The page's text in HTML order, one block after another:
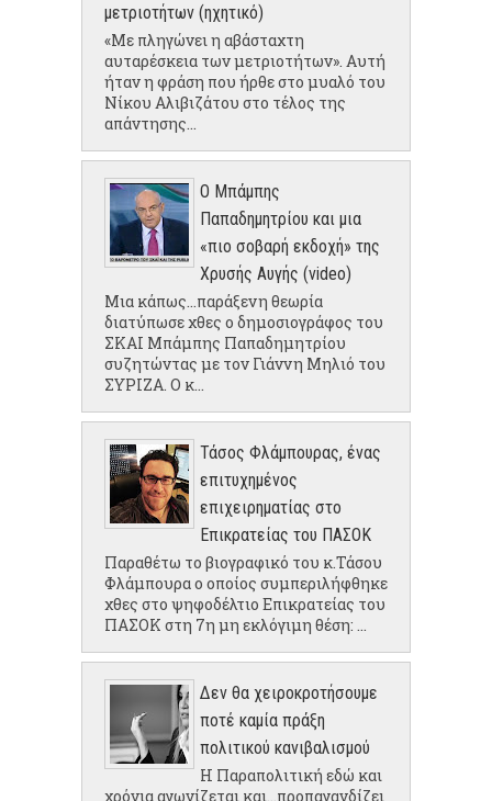
μετριοτήτων (ηχητικό)
«Με πληγώνει η αβάσταχτη
αυταρέσκεια των μετριοτήτων». Αυτή
ήταν η φράση που ήρθε στο μυαλό του
Νίκου Αλιβιζάτου στο τέλος της
απάντησης...
Ο Μπάμπης
Παπαδημητρίου και μια
«πιο σοβαρή εκδοχή» της
Χρυσής Αυγής (video)
Μια κάπως...παράξενη θεωρία
διατύπωσε χθες ο δημοσιογράφος του
ΣΚΑΙ Μπάμπης Παπαδημητρίου
συζητώντας με τον Γιάννη Μηλιό του
ΣΥΡΙΖΑ. Ο κ...
Τάσος Φλάμπουρας, ένας
επιτυχημένος
επιχειρηματίας στο
Επικρατείας του ΠΑΣΟΚ
Παραθέτω το βιογραφικό του κ.Τάσου
Φλάμπουρα ο οποίος συμπεριλήφθηκε
χθες στο ψηφοδέλτιο Επικρατείας του
ΠΑΣΟΚ στη 7η μη εκλόγιμη θέση: ...
Δεν θα χειροκροτήσουμε
ποτέ καμία πράξη
πολιτικού κανιβαλισμού
Η Παραπολιτική εδώ και
χρόνια αγωνίζεται και...προπαγανδίζει